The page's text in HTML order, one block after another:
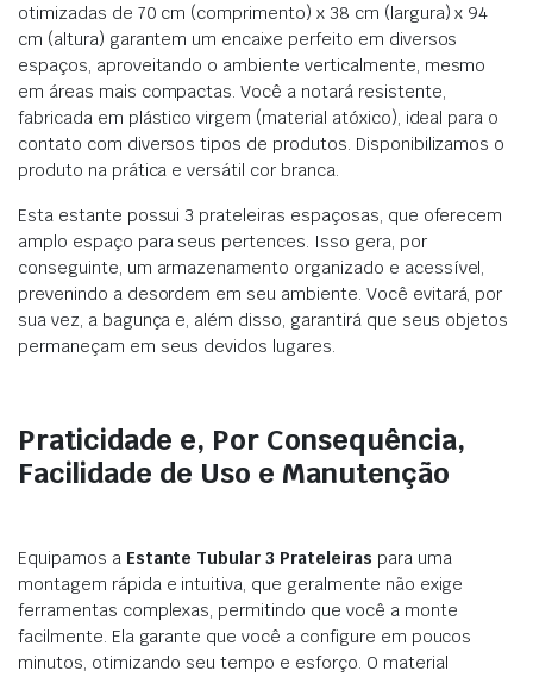
otimizadas de 70 cm (comprimento) x 38 cm (largura) x 94
cm (altura) garantem um encaixe perfeito em diversos
espaços, aproveitando o ambiente verticalmente, mesmo
em áreas mais compactas. Você a notará resistente,
fabricada em plástico virgem (material atóxico), ideal para o
contato com diversos tipos de produtos. Disponibilizamos o
produto na prática e versátil cor branca.
Esta estante possui 3 prateleiras espaçosas, que oferecem
amplo espaço para seus pertences. Isso gera, por
conseguinte, um armazenamento organizado e acessível,
prevenindo a desordem em seu ambiente. Você evitará, por
sua vez, a bagunça e, além disso, garantirá que seus objetos
permaneçam em seus devidos lugares.
Praticidade e, Por Consequência,
Facilidade de Uso e Manutenção
Equipamos a Estante Tubular 3 Prateleiras para uma
montagem rápida e intuitiva, que geralmente não exige
ferramentas complexas, permitindo que você a monte
facilmente. Ela garante que você a configure em poucos
minutos, otimizando seu tempo e esforço. O material